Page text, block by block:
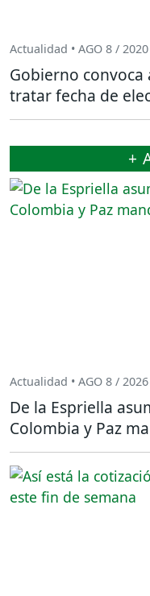
Actualidad • AGO 8 / 2020
Gobierno
tratar fecha de
+
Actualidad • AGO 8 / 2026
De la Espriella
Colombia y Paz